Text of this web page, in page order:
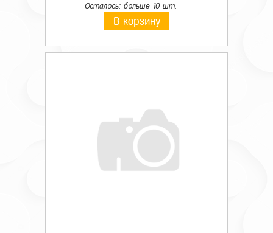
Осталось: больше 10 шт.
В корзину